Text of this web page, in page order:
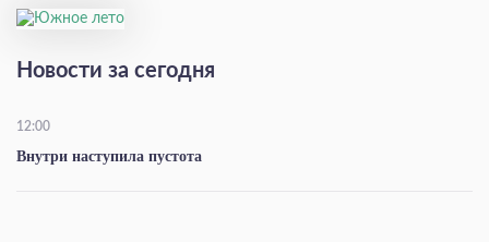
Новости за сегодня
12:00
Внутри наступила пустота